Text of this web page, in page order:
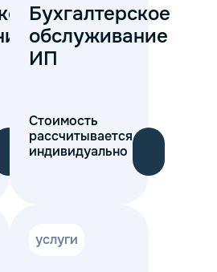
Бухгалтерское
обслуживание
ИП
Стоимость
рассчитывается
индивидуально
услуги